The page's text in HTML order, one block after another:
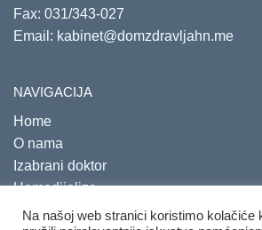
Fax: 031/343-027
Email: kabinet@domzdravljahn.me
NAVIGACIJA
Home
O nama
Izabrani doktor
Hemodijaliza
Savjetovališta
Na našoj web stranici koristimo kolačiće